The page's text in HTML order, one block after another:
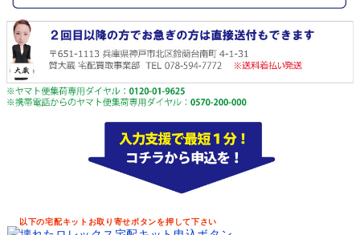
以下の宅配キットお取り寄せボタンを押して下さい